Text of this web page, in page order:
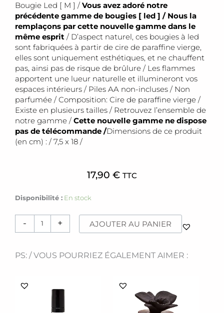
Bougie Led [ M ] /Vous avez adoré notre
précédente gamme de bougies [ led ] / Nous la
remplaçons par cette nouvelle gamme dans le
même esprit / D’aspect naturel, ces bougies à led
sont fabriquées à partir de cire de paraffine vierge,
elles sont uniquement esthétiques, et ne chauffent
pas, ainsi pas de risque de brûlure / Les flammes
apportent une lueur naturelle et illumineront vos
espaces intérieurs / Piles AA non-incluses / Non
parfumée / Composition: Cire de paraffine vierge /
Existe en plusieurs tailles / Retrouvez l’ensemble de
notre gamme /Cette nouvelle gamme ne dispose
pas de télécommande /Dimensions de ce produit
(en cm) : / 7,5 x 18 /
17,90 € TTC
Disponibilité : En stock
-
quantité
]
+ AJOUTER AU PANIER
PS: / VOUS POURRIEZ ÉGALEMENT AIMER :